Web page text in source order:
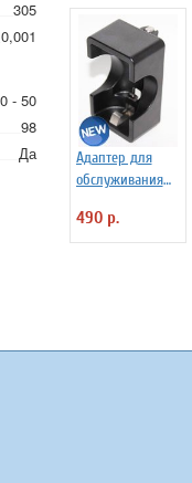
305
0,001
- 50
98
Да
Адаптер для
обслуживания
и D на Maha MH-
C9000
490 р.